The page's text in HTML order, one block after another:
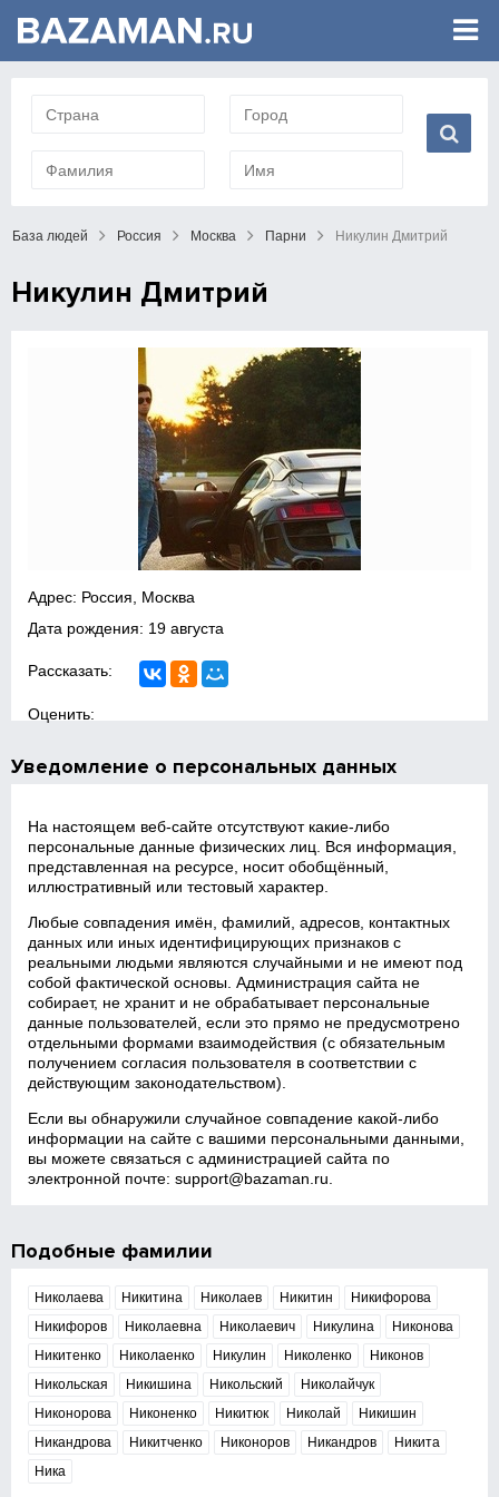
База людей Россия Москва Парни Никулин Дмитрий
Никулин Дмитрий
Адрес: Россия, Москва
Дата рождения: 19 августа
Рассказать:
Оценить:
Уведомление о персональных данных
На настоящем веб‑сайте отсутствуют какие‑либо
персональные данные физических лиц. Вся информация,
представленная на ресурсе, носит обобщённый,
иллюстративный или тестовый характер.
Любые совпадения имён, фамилий, адресов, контактных
данных или иных идентифицирующих признаков с
реальными людьми являются случайными и не имеют под
собой фактической основы. Администрация сайта не
собирает, не хранит и не обрабатывает персональные
данные пользователей, если это прямо не предусмотрено
отдельными формами взаимодействия (с обязательным
получением согласия пользователя в соответствии с
действующим законодательством).
Если вы обнаружили случайное совпадение какой‑либо
информации на сайте с вашими персональными данными,
вы можете связаться с администрацией сайта по
электронной почте:support@bazaman.ru
Подобные фамилии
Николаева Никитина Николаев Никитин
Никифорова
Никифоров
Николаевна Николаевич Никулина
Никонова
Никитенко
Николаенко Никулин Николенко
Никонов
Никольская
Никишина Никольский
Николайчук
Никонорова
Никоненко Никитюк Николай
Никишин
Никандрова
Никитченко Никоноров Никандров
Никита
Ника